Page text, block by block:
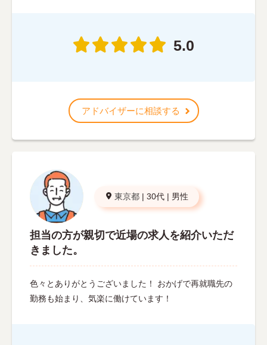
5.0
アドバイザーに相談する
東京都 | 30代 | 男性
担当の方が親切で近場の求人を紹介いただ
きました。
色々とありがとうございました！ おかげで再就職先の
勤務も始まり、気楽に働けています！